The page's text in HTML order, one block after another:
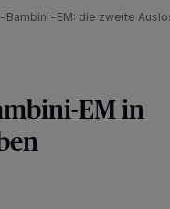
Bambini-EM: die zweite
EM in